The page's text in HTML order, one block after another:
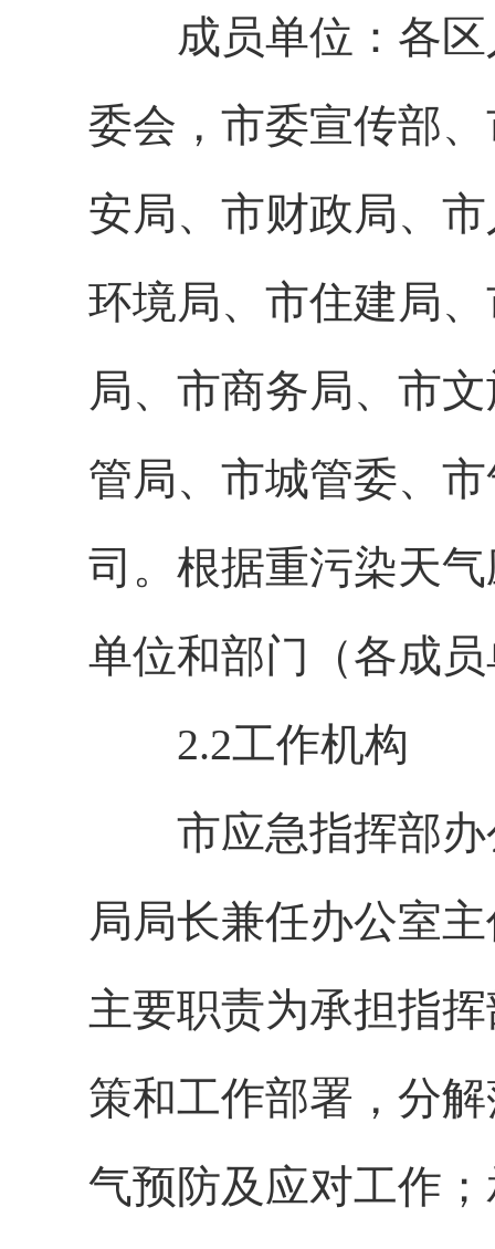
成员单位：各区
委会，市委宣传部
安局、市财政局、
环境局、市住建局
局、市商务局、市
管局、市城管委、
司。根据重污染天
单位和部门（各成
2.2工作机构
市应急指挥部办
局局长兼任办公室
主要职责为承担指
策和工作部署，分
气预防及应对工作